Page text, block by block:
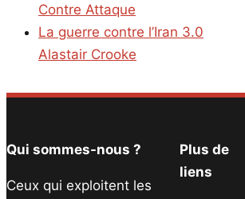
Contre Attaque
La guerre contre l’Iran 3.0
Alastair Crooke
Qui sommes-nous ?
Ceux qui exploitent les
Plus de
liens